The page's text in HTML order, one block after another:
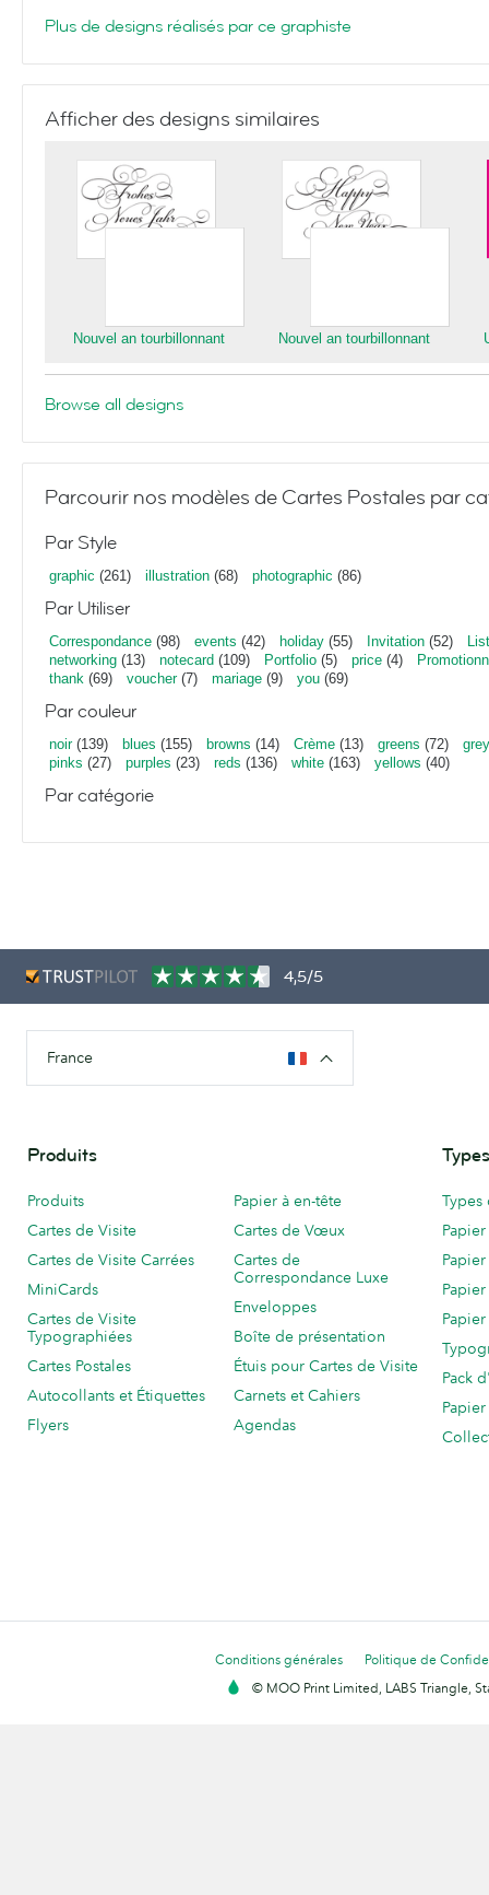
Plus de designs réalisés par ce graphiste
Afficher des designs similaires
Nouvel an tourbillonnant Nouvel an tourbillonnant
Browse all designs
Parcourir nos modèles de Cartes Postales par
Par Style
graphic (261) illustration (68) photographic (86)
Par Utiliser
Correspondance (98) events (42) holiday (55) Invitation (52)
networking (13) notecard (109) Portfolio (5) price (4)
thank (69) voucher(7) mariage (9) you (69)
Par couleur
noir(139) blues (155) browns (14) Crème (13) greens (72)
pinks (27) purples (23) reds (136) white (163) yellows (40)
Par catégorie
4,5/5
France
Produits
Produits
Cartes de Visite
Cartes de Visite Carrées
MiniCards
Cartes de Visite
Typographiées
Cartes Postales
Autocollants et Étiquettes
Flyers
Papier à en-tête
Cartes de Vœux
Cartes de
Correspondance Luxe
Enveloppes
Boîte de présentation
Étuis pour Cartes de Visite
Carnets et Cahiers
Agendas
Pack
Conditions générales
Politique de
© MOO Print Limited, LABS Triangle,